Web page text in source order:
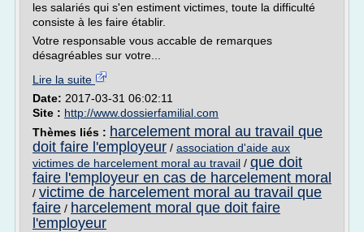
les salariés qui s'en estiment victimes, toute la difficulté
consiste à les faire établir.
Votre responsable vous accable de remarques
désagréables sur votre...
Lire la suite
Date: 2017-03-31 06:02:11
Site : http://www.dossierfamilial.com
Thèmes liés : harcelement moral au travail que
doit faire l'employeur / association d'aide aux
victimes de harcelement moral au travail / que doit
faire l'employeur en cas de harcelement moral
/ victime de harcelement moral au travail que
faire / harcelement moral que doit faire
l'employeur